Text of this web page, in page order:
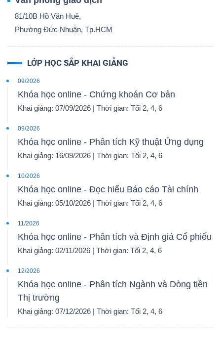
81/10B Hồ Văn Huê,
Phường Đức Nhuận, Tp.HCM
LỚP HỌC SẮP KHAI GIẢNG
09/2026
Khóa học online - Chứng khoán Cơ bản
Khai giảng: 07/09/2026 | Thời gian: Tối 2, 4, 6
09/2026
Khóa học online - Phân tích Kỹ thuật Ứng dụng
Khai giảng: 16/09/2026 | Thời gian: Tối 2, 4, 6
10/2026
Khóa học online - Đọc hiểu Báo cáo Tài chính
Khai giảng: 05/10/2026 | Thời gian: Tối 2, 4, 6
11/2026
Khóa học online - Phân tích và Định giá Cổ phiếu
Khai giảng: 02/11/2026 | Thời gian: Tối 2, 4, 6
12/2026
Khóa học online - Phân tích Ngành và Dòng tiền
Thị trường
Khai giảng: 07/12/2026 | Thời gian: Tối 2, 4, 6